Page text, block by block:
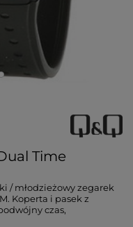
Time
/ młodzieżowy zegarek
Koperta i pasek z
czas,